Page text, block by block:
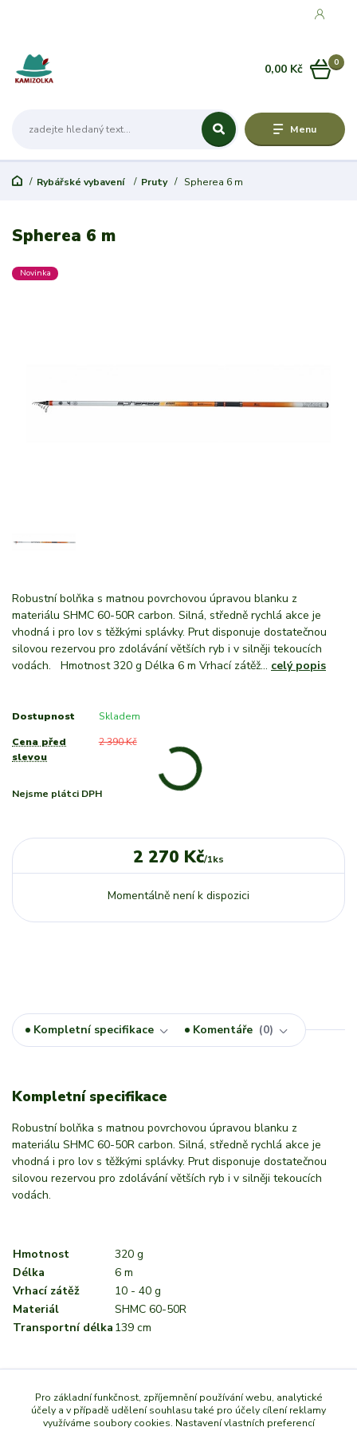
Menu
0
0,00 Kč
Rybářské vybavení Pruty Spherea 6 m
Spherea 6 m
Novinka
Robustní bolňka s matnou povrchovou úpravou blanku z
materiálu SHMC 60-50R carbon. Silná, středně rychlá akce je
vhodná i pro lov s těžkými splávky. Prut disponuje dostatečnou
silovou rezervou pro zdolávání větších ryb i v silněji tekoucích
vodách. Hmotnost 320 g Délka 6 m Vrhací zátěž... celý popis
Dostupnost Skladem
Cena před
slevou
2 390 Kč
Nejsme plátci DPH
2 270 Kč/1ks
Momentálně není k dispozici
Kompletní specifikace Komentáře 0
Kompletní specifikace
Robustní bolňka s matnou povrchovou úpravou blanku z
materiálu SHMC 60-50R carbon. Silná, středně rychlá akce je
vhodná i pro lov s těžkými splávky. Prut disponuje dostatečnou
silovou rezervou pro zdolávání větších ryb i v silněji tekoucích
vodách.
Hmotnost
320 g
Délka
6 m
Vrhací zátěž
10 - 40 g
Materiál
SHMC 60-50R
Transportní délka 139 cm
Zboží zařazeno v kategoriích
Pruty
Pro základní funkčnost, zpříjemnění používání webu, analytické
účely a v případě udělení souhlasu také pro účely cílení reklamy
využíváme soubory cookies. Nastavení vlastních preferencí